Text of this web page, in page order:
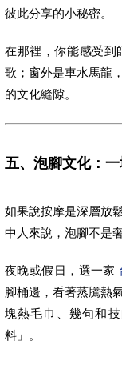
彼此分享的小秘密。
在那裡，你能感受到
歌；窗外是車水馬龍
的文化縫隙。
五、泡腳文化：
如果說按摩是深層放
中人來說，泡腳不是
夜晚或假日，選一家
腳桶邊，看著蒸騰熱
塊熱毛巾、幾句和
料」。